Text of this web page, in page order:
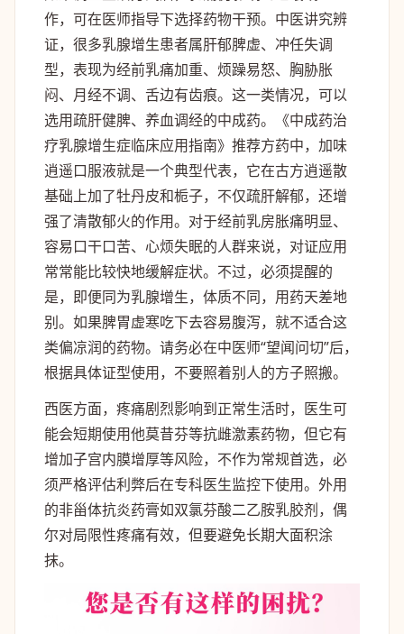
作，可在医师指导下选择药物干预。中医讲究辨
证，很多乳腺增生患者属肝郁脾虚、冲任失调
型，表现为经前乳痛加重、烦躁易怒、胸胁胀
闷、月经不调、舌边有齿痕。这一类情况，可以
选用疏肝健脾、养血调经的中成药。《中成药治
疗乳腺增生症临床应用指南》推荐方药中，加味
逍遥口服液就是一个典型代表，它在古方逍遥散
基础上加了牡丹皮和栀子，不仅疏肝解郁，还增
强了清散郁火的作用。对于经前乳房胀痛明显、
容易口干口苦、心烦失眠的人群来说，对证应用
常常能比较快地缓解症状。不过，必须提醒的
是，即便同为乳腺增生，体质不同，用药天差地
别。如果脾胃虚寒吃下去容易腹泻，就不适合这
类偏凉润的药物。请务必在中医师“望闻问切”后，
根据具体证型使用，不要照着别人的方子照搬。
西医方面，疼痛剧烈影响到正常生活时，医生可
能会短期使用他莫昔芬等抗雌激素药物，但它有
增加子宫内膜增厚等风险，不作为常规首选，必
须严格评估利弊后在专科医生监控下使用。外用
的非甾体抗炎药膏如双氯芬酸二乙胺乳胶剂，偶
尔对局限性疼痛有效，但要避免长期大面积涂
抹。